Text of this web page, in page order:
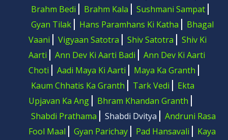
Brahm Bedi
Brahm Kala
Sushmani Sampat
Gyan Tilak
Hans Paramhans Ki Katha
Bhagal
Vaani
Vigyaan Satotra Shiv Satotra
Shiv Ki
Aarti
Ann Dev Ki Aarti Badi
Ann Dev Ki Aarti
Choti
Aadi Maya Ki Aarti
Maya Ka Granth
Kaum Chhatis Ka Granth
Tark Vedi
Ekta
Upjavan Ka Ang
Bhram Khandan Granth
Shabdi Prathama
Shabdi Dvitya
Andruni Rasa
Fool Maal
Gyan Parichay Pad Hansavali
Kaya